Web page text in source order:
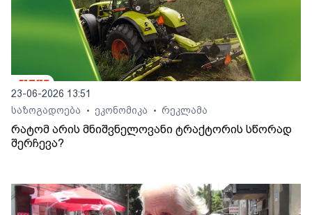
23-06-2026 13:51
საზოგადოება
• ეკონომიკა • რეკლამა
რატომ არის მნიშვნელოვანი ტრაქტორის სწორად
შერჩევა?